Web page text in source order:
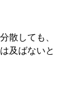
散しても、
及ばないと